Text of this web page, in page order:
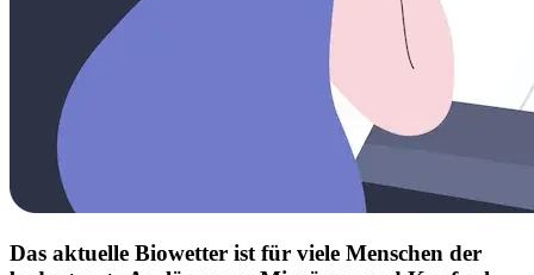
Das aktuelle Biowetter ist für viele Menschen der